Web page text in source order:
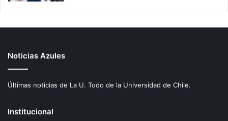
Noticias Azules
Últimas noticias de La U. Todo de la Universidad de Chile.
Institucional